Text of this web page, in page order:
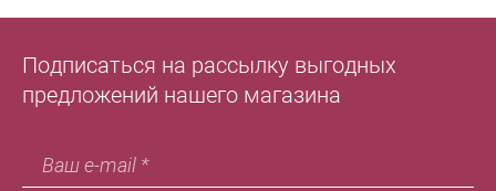
Подписаться на рассылку выгодных
предложений нашего магазина